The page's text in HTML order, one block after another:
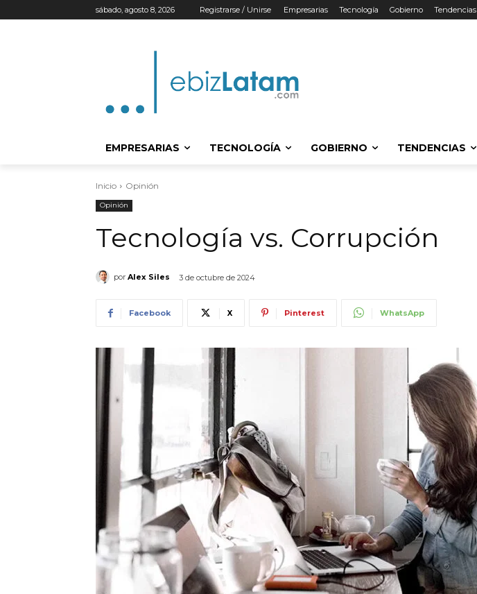
sábado, agosto 8, 2026 Registrarse / Unirse Empresarias Tecnología Gobierno Tendencias
EMPRESARIAS TECNOLOGÍA GOBIERNO TENDENCIAS
Inicio Opinión
Opinión
Tecnología vs. Corrupción
por Alex Siles 3 de octubre de 2024
Facebook X Pinterest WhatsApp